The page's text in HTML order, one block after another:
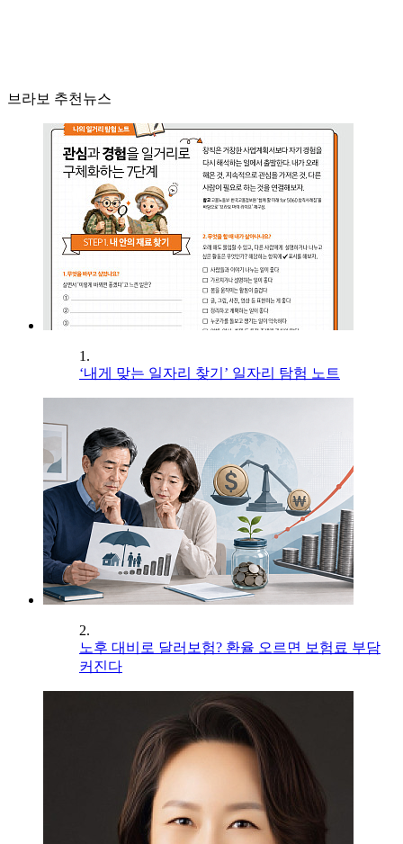
브라보 추천뉴스
1.
‘내게 맞는 일자리 찾기’ 일자리 탐험 노트
2.
노후 대비로 달러보험? 환율 오르면 보험료 부담
커진다